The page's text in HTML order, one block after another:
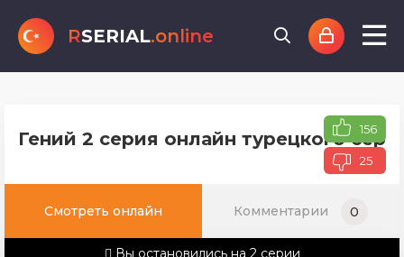
RSERIAL.online
Гений 2 серия онлайн турецкого 156
25
Смотреть онлайн Комментарии 0
Вы остановились на 2 серии